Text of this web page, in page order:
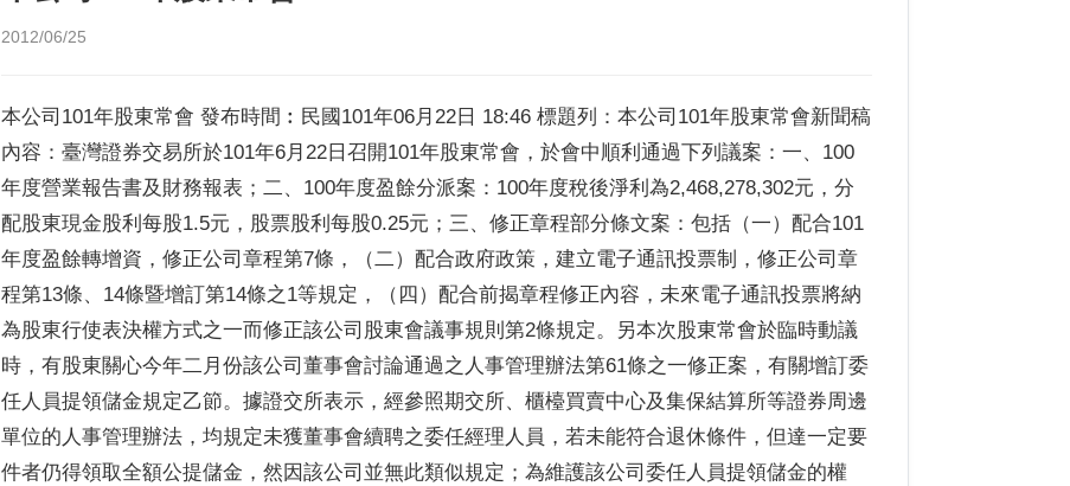
2012/06/25
本公司101年股東常會 發布時間︰民國101年06月22日 18:46 標題列：本公司101年股東常會新聞稿
內容：臺灣證券交易所於101年6月22日召開101年股東常會，於會中順利通過下列議案：一、100
年度營業報告書及財務報表；二、100年度盈餘分派案：100年度稅後淨利為2,468,278,302元，分
配股東現金股利每股1.5元，股票股利每股0.25元；三、修正章程部分條文案：包括（一）配合101
年度盈餘轉增資，修正公司章程第7條，（二）配合政府政策，建立電子通訊投票制，修正公司章
程第13條、14條暨增訂第14條之1等規定，（四）配合前揭章程修正內容，未來電子通訊投票將納
為股東行使表決權方式之一而修正該公司股東會議事規則第2條規定。另本次股東常會於臨時動議
時，有股東關心今年二月份該公司董事會討論通過之人事管理辦法第61條之一修正案，有關增訂委
任人員提領儲金規定乙節。據證交所表示，經參照期交所、櫃檯買賣中心及集保結算所等證券周邊
單位的人事管理辦法，均規定未獲董事會續聘之委任經理人員，若未能符合退休條件，但達一定要
件者仍得領取全額公提儲金，然因該公司並無此類似規定；為維護該公司委任人員提領儲金的權